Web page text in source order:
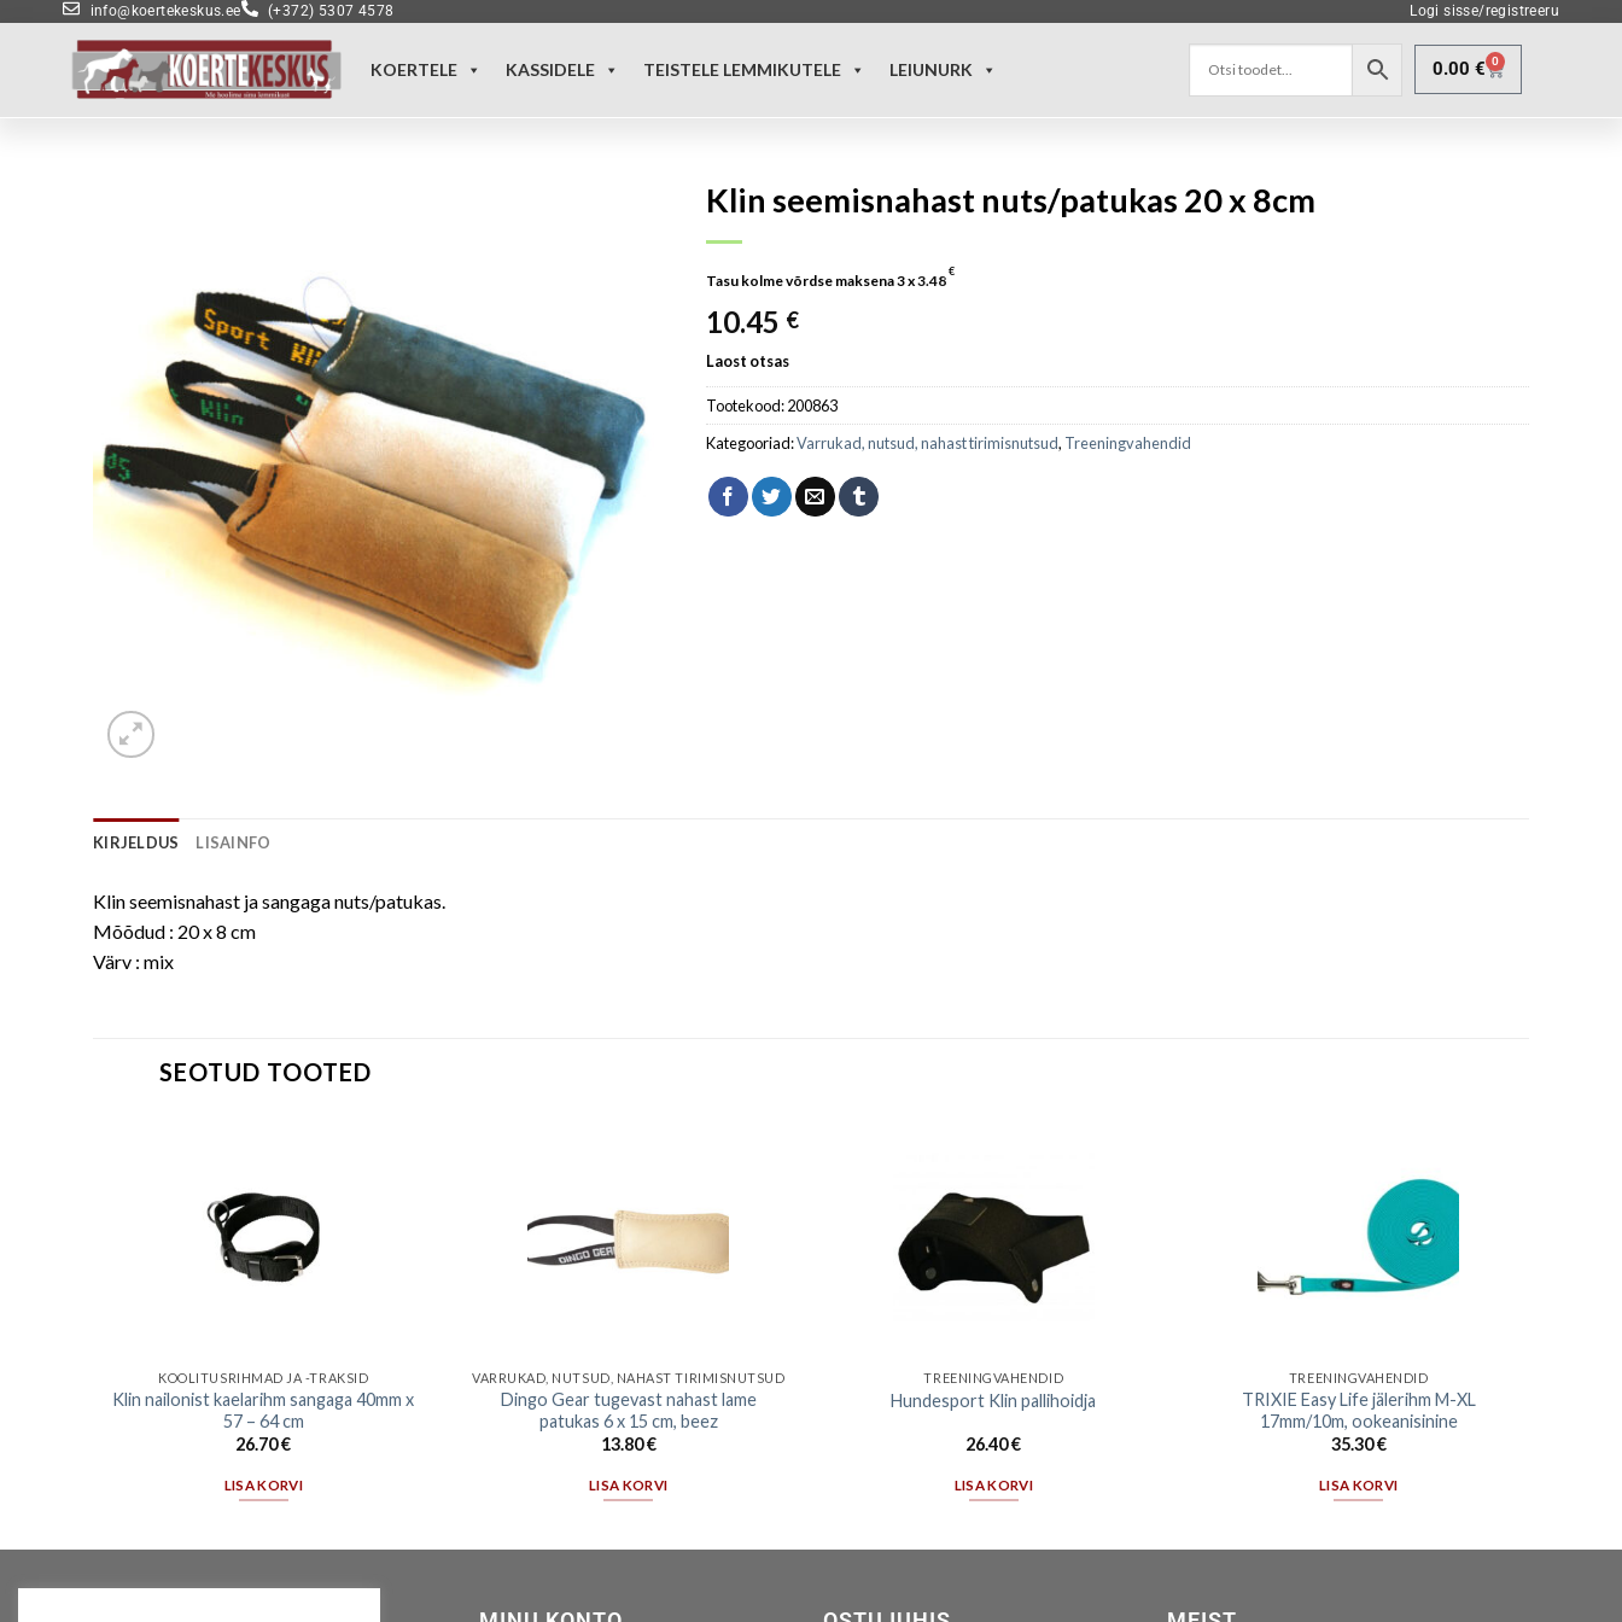
info@koertekeskus.ee (+372) 5307 4578 Logi sisse/registreeru
KOERTELE KASSIDELE TEISTELE LEMMIKUTELE LEIUNURK 0.00 € 0
Klin seemisnahast nuts/patukas 20 x 8cm
Tasu kolme võrdse maksena 3 x3.48
€
10.45 €
Laost otsas
Tootekood:200863
Kategooriad:Varrukad, nutsud, nahast tirimisnutsud, Treeningvahendid
KIRJELDUS LISAINFO
Klin seemisnahast ja sangaga nuts/patukas.
Mõõdud : 20 x 8 cm
Värv : mix
SEOTUD TOOTED
KOOLITUSRIHMAD JA -TRAKSID
Klin nailonist kaelarihm sangaga 40mm x
57 – 64 cm
26.70€
LISA KORVI
VARRUKAD, NUTSUD, NAHAST TIRIMISNUTSUD
Dingo Gear tugevast nahast lame
patukas 6 x 15 cm, beez
13.80€
LISA KORVI
TREENINGVAHENDID
Hundesport Klin pallihoidja
26.40€
LISA KORVI
TREENINGVAHENDID
TRIXIE Easy Life jälerihm M-XL
17mm/10m, ookeanisinine
35.30€
LISA KORVI